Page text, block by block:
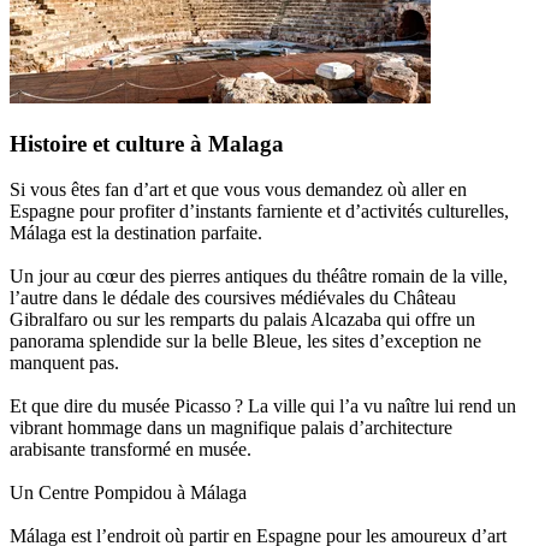
Histoire et culture à Malaga
Si vous êtes fan d’art et que vous vous demandez où aller en
Espagne pour profiter d’instants farniente et d’activités culturelles,
Málaga est la destination parfaite.
Un jour au cœur des pierres antiques du théâtre romain de la ville,
l’autre dans le dédale des coursives médiévales du Château
Gibralfaro ou sur les remparts du palais Alcazaba qui offre un
panorama splendide sur la belle Bleue, les sites d’exception ne
manquent pas.
Et que dire du musée Picasso ? La ville qui l’a vu naître lui rend un
vibrant hommage dans un magnifique palais d’architecture
arabisante transformé en musée.
Un Centre Pompidou à Málaga
Málaga est l’endroit où partir en Espagne pour les amoureux d’art